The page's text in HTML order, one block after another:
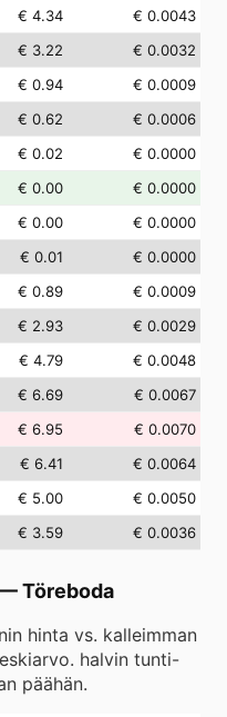
€ 4.34
€ 0.0043
€ 3.22
€ 0.0032
€ 0.94
€ 0.0009
€ 0.62
€ 0.0006
€ 0.02
€ 0.0000
€ 0.00
€ 0.0000
€ 0.00
€ 0.0000
€ 0.01
€ 0.0000
€ 0.89
€ 0.0009
€ 2.93
€ 0.0029
€ 4.79
€ 0.0048
€ 6.69
€ 0.0067
€ 6.95
€ 0.0070
€ 6.41
€ 0.0064
€ 5.00
€ 0.0050
€ 3.59 € 0.0036
Töreboda
hinta vs. kalleimman
halvin tunti-
päähän.